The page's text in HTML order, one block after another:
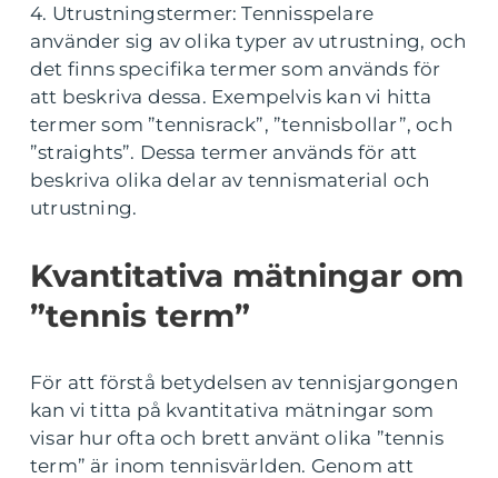
4. Utrustningstermer: Tennisspelare
använder sig av olika typer av utrustning, och
det finns specifika termer som används för
att beskriva dessa. Exempelvis kan vi hitta
termer som ”tennisrack”, ”tennisbollar”, och
”straights”. Dessa termer används för att
beskriva olika delar av tennismaterial och
utrustning.
Kvantitativa mätningar om
”tennis term”
För att förstå betydelsen av tennisjargongen
kan vi titta på kvantitativa mätningar som
visar hur ofta och brett använt olika ”tennis
term” är inom tennisvärlden. Genom att